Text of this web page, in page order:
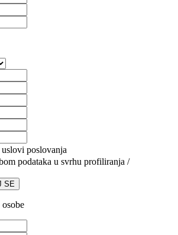
poslovanja
podataka u svrhu profiliranja /
SE